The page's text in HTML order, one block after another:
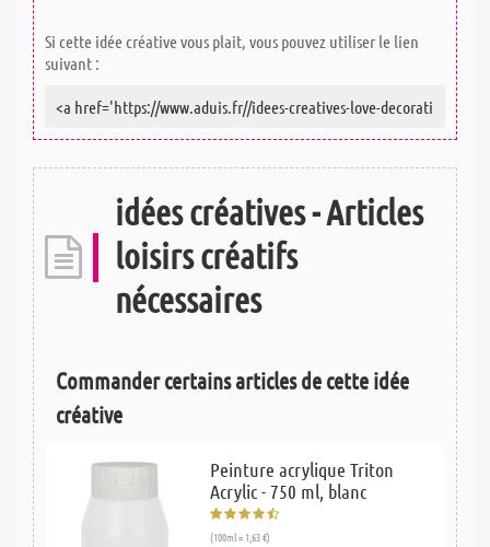
Si cette idée créative vous plait, vous pouvez utiliser le lien
suivant :
idées créatives - Articles
loisirs créatifs
nécessaires
Commander certains articles de cette idée
créative
Peinture acrylique Triton
Acrylic - 750 ml, blanc
(100ml = 1,63 €)